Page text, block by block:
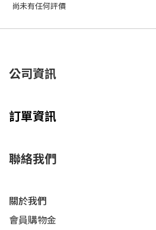
尚未有任何評價
公司資訊
訂單資訊
聯絡我們
關於我們
會員購物金